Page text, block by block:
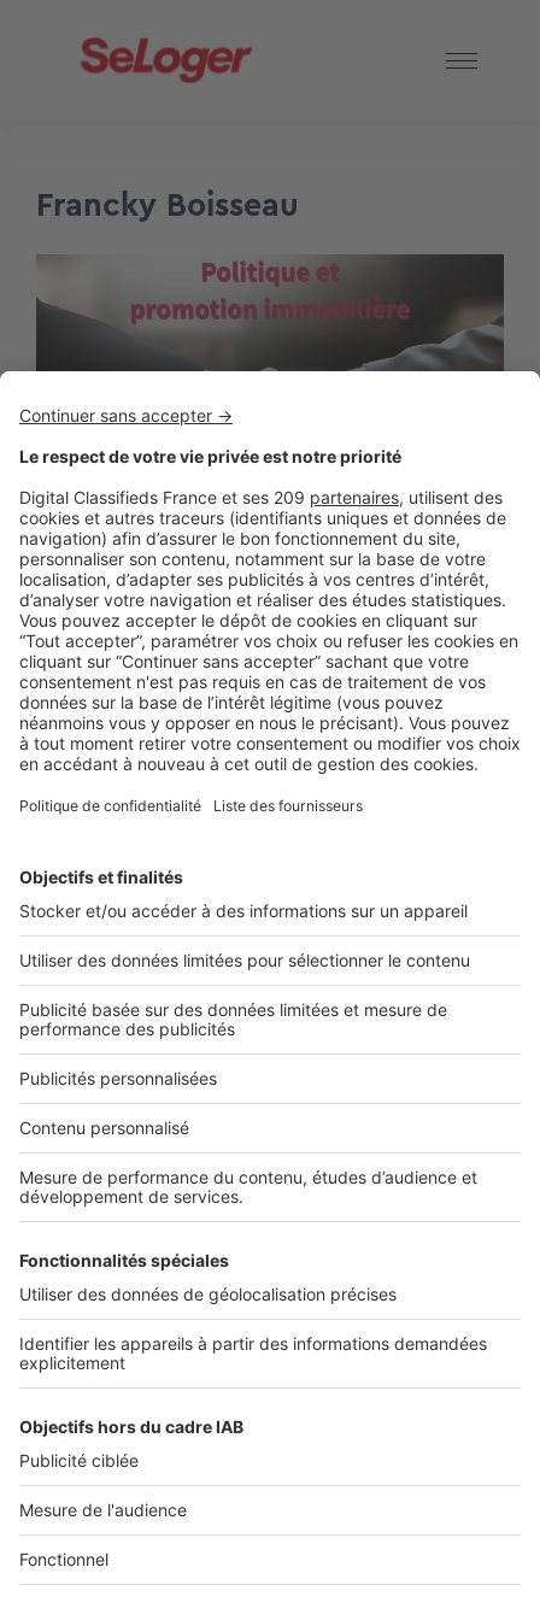
Francky Boisseau
LE TEST
Immobilier neuf : un secteur florissant
mais attentif aux évolutions politiques
Les promoteurs et autres spécialistes de l’immobilier neuf,
par la voix de leur fédération professionnelle, ne cachent ...
2 rue des Italiens 75009 Paris
01 53 38 80 00
Nos solutions pro
Actualités pro
Nous contacter
Connexion à My SeLoger Pro
Espace Presse